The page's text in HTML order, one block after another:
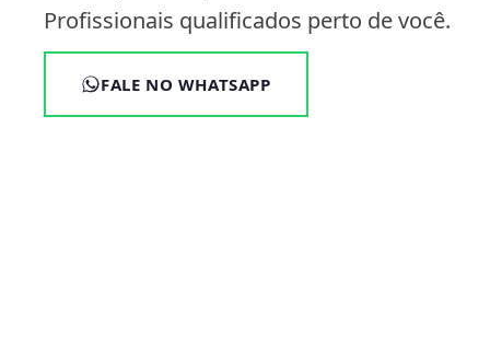
Profissionais qualificados perto de você.
FALE NO WHATSAPP